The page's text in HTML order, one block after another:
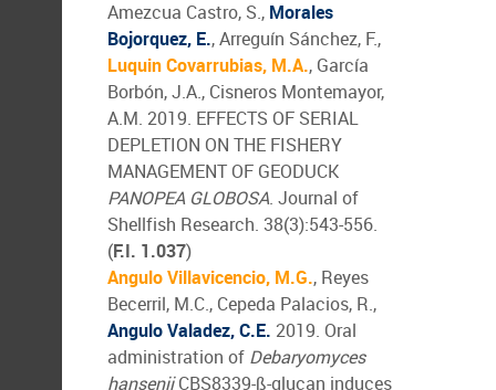
Amezcua Castro, S., Morales
Bojorquez, E., Arreguín Sánchez, F.,
Luquin Covarrubias, M.A., García
Borbón, J.A., Cisneros Montemayor,
A.M. 2019. EFFECTS OF SERIAL
DEPLETION ON THE FISHERY
MANAGEMENT OF GEODUCK
PANOPEA GLOBOSA. Journal of
Shellfish Research. 38(3):543-556.
(F.I. 1.037)
Angulo Villavicencio, M.G., Reyes
Becerril, M.C., Cepeda Palacios, R.,
Angulo Valadez, C.E. 2019. Oral
administration of Debaryomyces
hanseniiCBS8339-ß-glucan induces